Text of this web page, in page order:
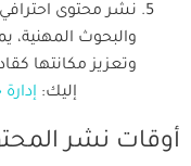
نشر محتوى
والبحوث
وتعزيز مكانتها
إليك:
أوقات نشر